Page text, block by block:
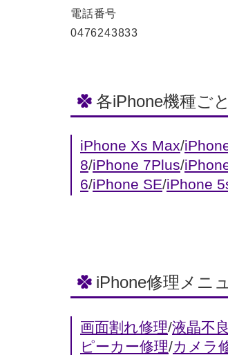
電話番号
0476243833
各iPhone機種ご
iPhone Xs Max/
8/iPhone 7Plus/
6/iPhone SE/iPhone
iPhone修理メニ
画面割れ修理/液晶不
ピーカー修理/カメラ